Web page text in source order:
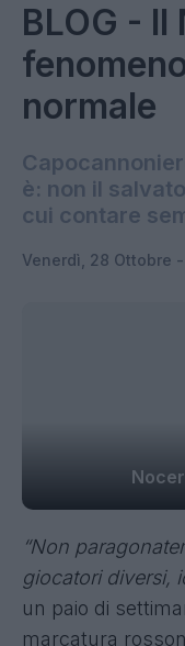
BLOG - Il
normale
è: non il
cui contare
Venerdì, 28 Ottobre
“Non
giocatori diversi,
un paio di
marcatura